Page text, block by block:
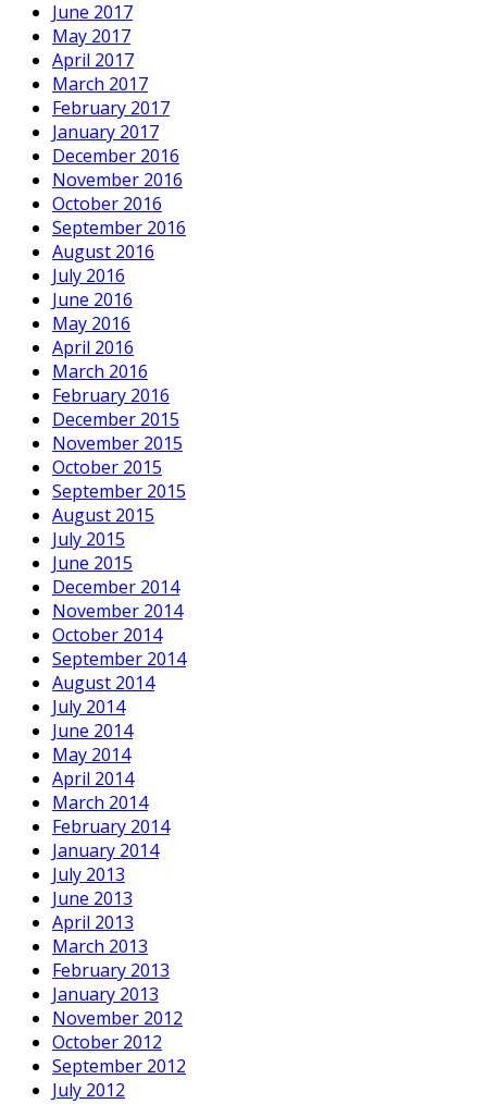
June 2017
May 2017
April 2017
March 2017
February 2017
January 2017
December 2016
November 2016
October 2016
September 2016
August 2016
July 2016
June 2016
May 2016
April 2016
March 2016
February 2016
December 2015
November 2015
October 2015
September 2015
August 2015
July 2015
June 2015
December 2014
November 2014
October 2014
September 2014
August 2014
July 2014
June 2014
May 2014
April 2014
March 2014
February 2014
January 2014
July 2013
June 2013
April 2013
March 2013
February 2013
January 2013
November 2012
October 2012
September 2012
July 2012